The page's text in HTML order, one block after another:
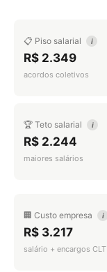
📋 Piso salarial i
R$ 2.349
acordos coletivos
🏆 Teto salarial i
R$ 2.244
maiores salários
🏢 Custo empresa i
R$ 3.217
salário + encargos CLT